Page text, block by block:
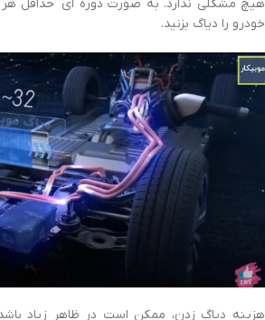
هیچ مشکلی ندارد. به صورت دوره ای حداقل
خودرو را دیاگ بزنید.
هزینه دیاگ زدن، ممکن است در ظاهر زیاد